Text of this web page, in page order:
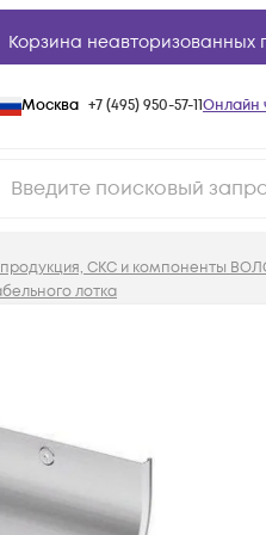
Корзина неавторизованных
Москва +7 (495) 950-57-11Онлайн
продукция, СКС и компоненты
лотка